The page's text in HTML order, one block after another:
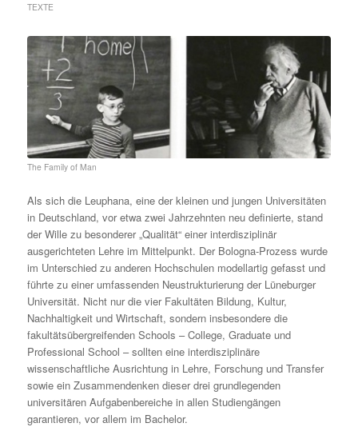
TEXTE
The Family of Man
Als sich die Leuphana, eine der kleinen und jungen Universitäten
in Deutschland, vor etwa zwei Jahrzehnten neu definierte, stand
der Wille zu besonderer „Qualität“ einer interdisziplinär
ausgerichteten Lehre im Mittelpunkt. Der Bologna-Prozess wurde
im Unterschied zu anderen Hochschulen modellartig gefasst und
führte zu einer umfassenden Neustrukturierung der Lüneburger
Universität. Nicht nur die vier Fakultäten Bildung, Kultur,
Nachhaltigkeit und Wirtschaft, sondern insbesondere die
fakultätsübergreifenden Schools – College, Graduate und
Professional School – sollten eine interdisziplinäre
wissenschaftliche Ausrichtung in Lehre, Forschung und Transfer
sowie ein Zusammendenken dieser drei grundlegenden
universitären Aufgabenbereiche in allen Studiengängen
garantieren, vor allem im Bachelor.